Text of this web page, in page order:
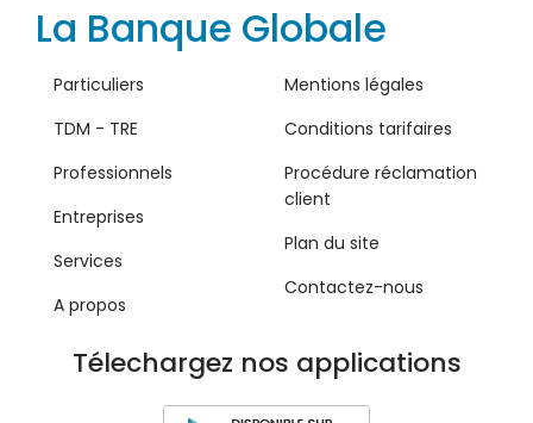
La Banque Globale
Particuliers
TDM - TRE
Professionnels
Entreprises
Services
A propos
Mentions légales
Conditions tarifaires
Procédure réclamation
client
Plan du site
Contactez-nous
Télechargez nos applications